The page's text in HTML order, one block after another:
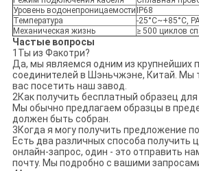
Уровень водонепроницаемости IP68
Температура
-25°C~+85°C,
Механическая жизнь
≥ 500 циклов
Частые вопросы
1Ты из Факотри?
Да, мы являемся одним из крупнейших
соединителей в Шэньчжэне, Китай. Мы
вас посетить наш завод.
2Как получить бесплатный образец
Мы обычно предлагаем образцы в
должен быть собран.
3Когда я могу получить предложение
Есть два различных способа получить
онлайн-запрос, один - это отправить
почту. Мы подробно с вашими